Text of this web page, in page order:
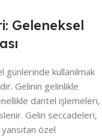
Geleneksel
kullanılmak
Gelinin gelinlikle
dantel işlemeleri,
Gelin seccadeleri,
özel